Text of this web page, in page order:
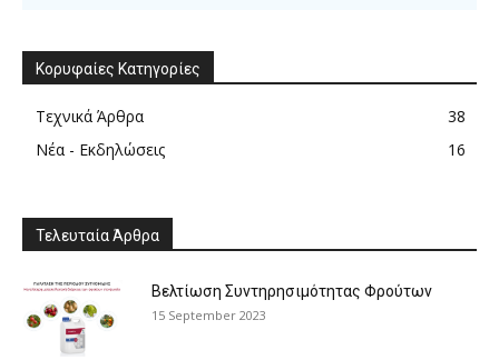
Κορυφαίες Κατηγορίες
Τεχνικά Άρθρα
38
Νέα - Εκδηλώσεις
16
Τελευταία Άρθρα
Βελτίωση Συντηρησιμότητας Φρούτων
15 September 2023